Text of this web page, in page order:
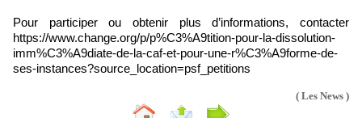
Pour participer ou obtenir plus d’informations, contacter
https://www.change.org/p/p%C3%A9tition-pour-la-dissolution-
imm%C3%A9diate-de-la-caf-et-pour-une-r%C3%A9forme-de-
ses-instances?source_location=psf_petitions
( Les News )